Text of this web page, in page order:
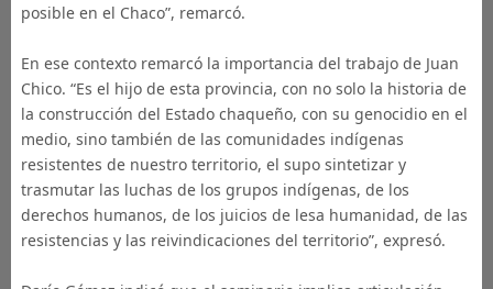
posible en el Chaco”, remarcó.
En ese contexto remarcó la importancia del trabajo de Juan
Chico. “Es el hijo de esta provincia, con no solo la historia de
la construcción del Estado chaqueño, con su genocidio en el
medio, sino también de las comunidades indígenas
resistentes de nuestro territorio, el supo sintetizar y
trasmutar las luchas de los grupos indígenas, de los
derechos humanos, de los juicios de lesa humanidad, de las
resistencias y las reivindicaciones del territorio”, expresó.